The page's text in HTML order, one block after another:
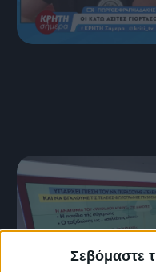
Σεβόμαστε